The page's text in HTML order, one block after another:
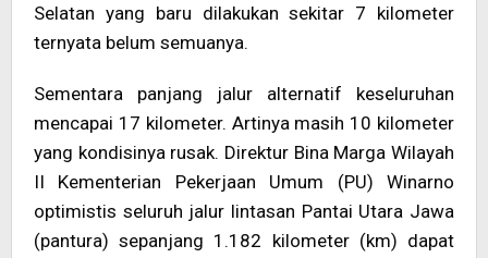
Selatan yang baru dilakukan sekitar 7 kilometer
ternyata belum semuanya.
Sementara panjang jalur alternatif keseluruhan
mencapai 17 kilometer. Artinya masih 10 kilometer
yang kondisinya rusak. Direktur Bina Marga Wilayah
II Kementerian Pekerjaan Umum (PU) Winarno
optimistis seluruh jalur lintasan Pantai Utara Jawa
(pantura) sepanjang 1.182 kilometer (km) dapat